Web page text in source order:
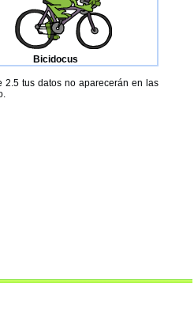
Bicidocus
tus datos no aparecerán en las